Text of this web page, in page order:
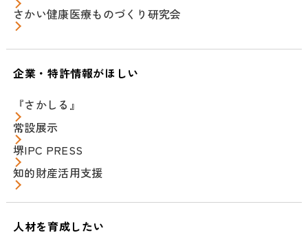
さかい健康医療ものづくり研究会
企業・特許情報がほしい
『さかしる』
常設展示
堺IPC PRESS
知的財産活用支援
人材を育成したい